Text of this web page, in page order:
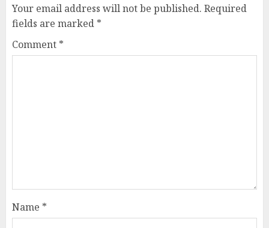
Your email address will not be published. Required
fields are marked *
Comment *
Name *